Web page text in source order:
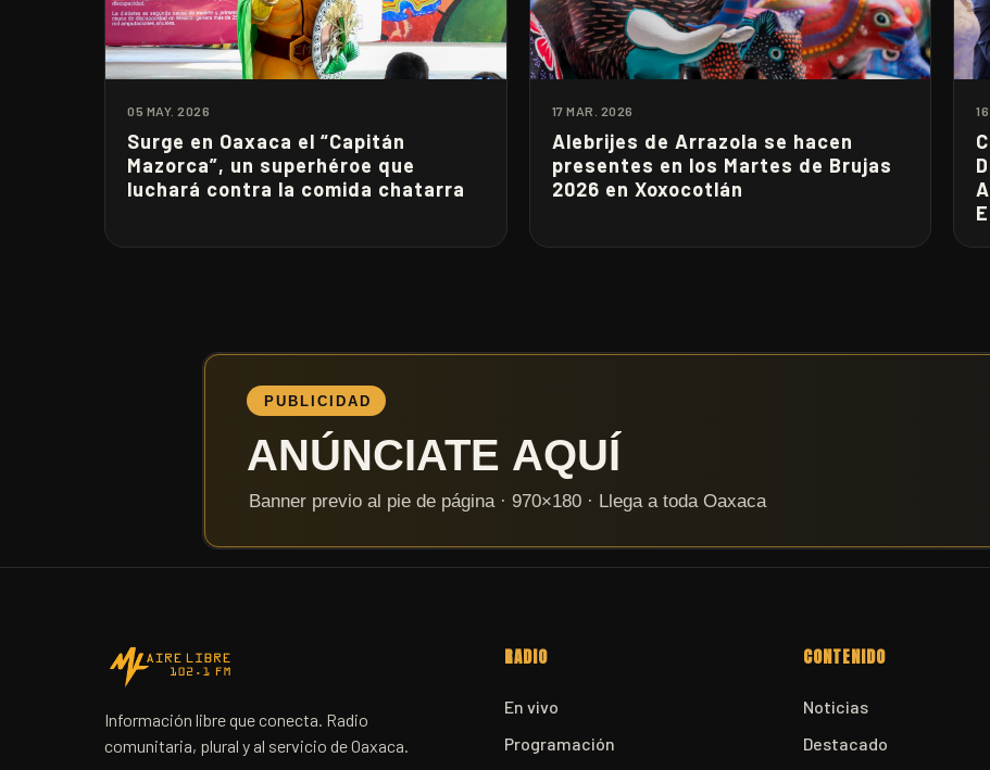
05 MAY. 2026
Surge en Oaxaca el “Capitán
Mazorca”, un superhéroe que
luchará contra la comida chatarra
17 MAR. 2026
Alebrijes de Arrazola se hacen
presentes en los Martes de Brujas
2026 en Xoxocotlán
Información libre que conecta. Radio
comunitaria, plural y al servicio de Oaxaca.
RADIO
En vivo
Programación
CONTENIDO
Noticias
Destacado